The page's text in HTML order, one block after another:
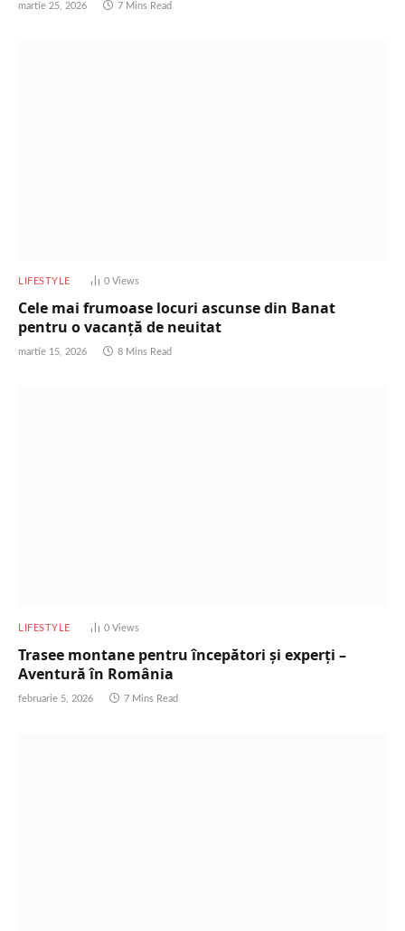
martie 25, 2026 7 Mins Read
LIFESTYLE 0 Views
Cele mai frumoase locuri ascunse din Banat
pentru o vacanță de neuitat
martie 15, 2026 8 Mins Read
LIFESTYLE 0 Views
Trasee montane pentru începători și experți –
Aventură în România
februarie 5, 2026 7 Mins Read